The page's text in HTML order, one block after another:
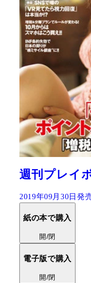
週刊プレイ
2019年09月30日発
紙の本で購入
開/閉
電子版で購入
開/閉